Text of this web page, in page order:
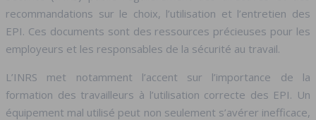
recommandations sur le choix, l’utilisation et l’entretien des
EPI. Ces documents sont des ressources précieuses pour les
employeurs et les responsables de la sécurité au travail.
L’INRS met notamment l’accent sur l’importance de la
formation des travailleurs à l’utilisation correcte des EPI. Un
équipement mal utilisé peut non seulement s’avérer inefficace,